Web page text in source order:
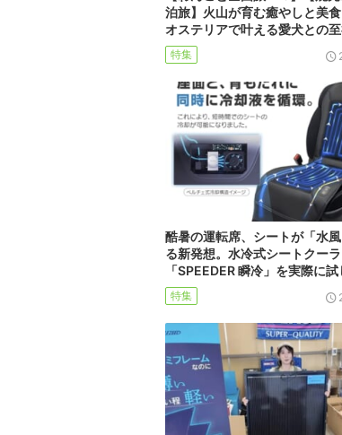
泊旅】火山が育む癒やしと美食
オステリアで叶える愛犬との
特集
酷暑の運転席、シートが「水
る新発想。水冷式シートクー
「SPEEDER 瞬冷」を実際に
特集